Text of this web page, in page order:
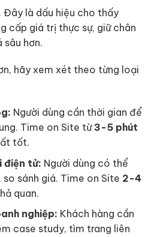
Đây là dấu hiệu cho thấy
cấp giá trị thực sự, giữ chân
sâu hơn.
hãy xem xét theo từng loại
Người dùng cần thời gian để
Time on Site từ3-5 phút
tốt.
điện tử: Người dùng có thể
so sánh giá. Time on Site 2-4
quan.
nghiệp: Khách hàng cần
case study, tìm trang liên